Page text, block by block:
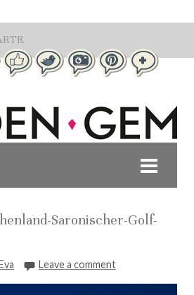
Saronischer-Golf-
Leave a comment